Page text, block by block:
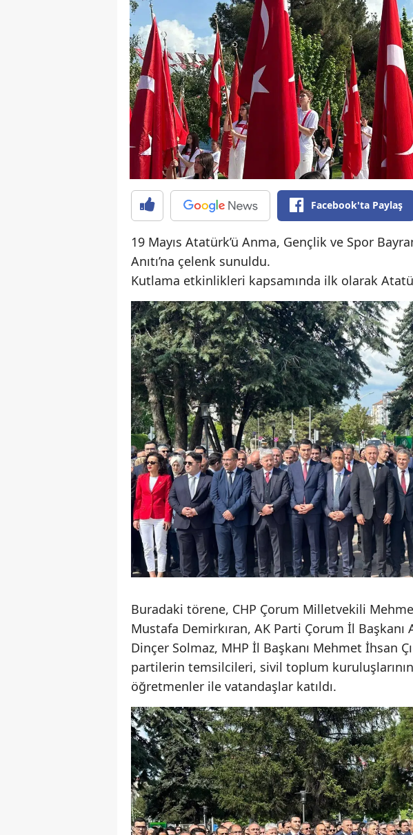
Facebook'ta Paylaş
19 Mayıs Atatürk’ü Anma, Gençlik ve Spor
Anıtı’na çelenk sunuldu.
Kutlama etkinlikleri kapsamında ilk olarak
Buradaki törene, CHP Çorum Milletvekili
Mustafa Demirkıran, AK Parti Çorum İl Başkanı
Dinçer Solmaz, MHP İl Başkanı Mehmet İhsan
partilerin temsilcileri, sivil toplum
öğretmenler ile vatandaşlar katıldı.